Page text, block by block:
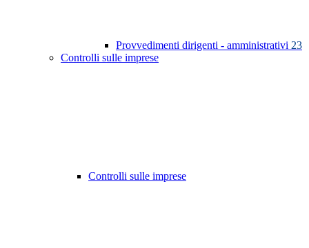
Provvedimenti dirigenti - amministrativi 23
Controlli sulle imprese
Controlli sulle imprese